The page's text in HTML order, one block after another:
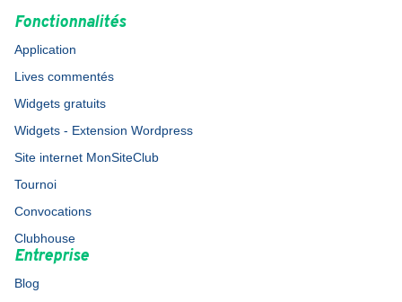
Fonctionnalités
Application
Lives commentés
Widgets gratuits
Widgets - Extension Wordpress
Site internet MonSiteClub
Tournoi
Convocations
Clubhouse
Entreprise
Blog